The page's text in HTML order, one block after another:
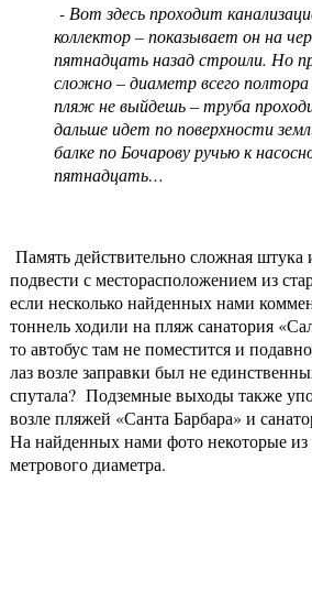
- Вот здесь проходит
коллектор – показывает он на
пятнадцать назад строили. Но
сложно – диаметр всего
пляж не выйдешь – труба
дальше идет по поверхности
балке по Бочарову ручью к
пятнадцать…
Память действительно сложная штука
подвести с месторасположением из
если несколько найденных нами
тоннель ходили на пляж санатория
то автобус там не поместится и
лаз возле заправки был не
спутала? Подземные выходы также
возле пляжей «Санта Барбара» и
На найденных нами фото некоторые
метрового диаметра.